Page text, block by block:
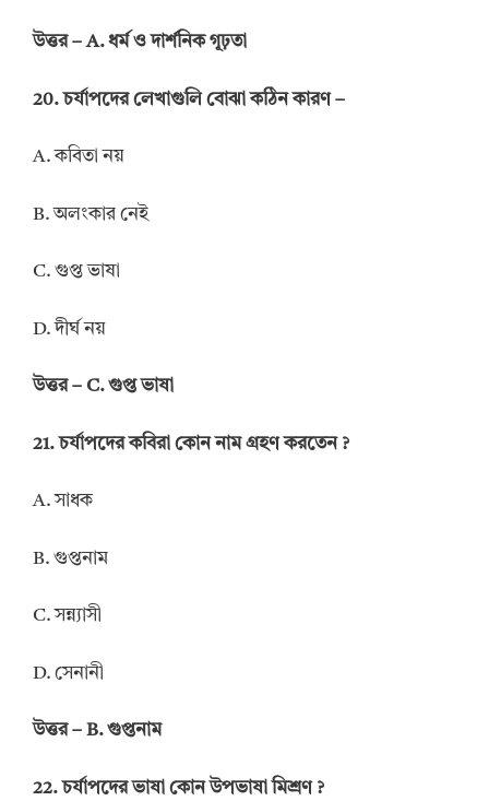
উত্তর – A. ধর্ম ও দার্শনিক গূঢ়তা
20. চর্যাপদের লেখাগুলি বোঝা কঠিন কারণ –
A. কবিতা নয়
B. অলংকার নেই
C. গুপ্ত ভাষা
D. দীর্ঘ নয়
উত্তর – C. গুপ্ত ভাষা
21. চর্যাপদের কবিরা কোন নাম গ্রহণ করতেন ?
A. সাধক
B. গুপ্তনাম
C. সন্ন্যাসী
D. সেনানী
উত্তর – B. গুপ্তনাম
22. চর্যাপদের ভাষা কোন উপভাষা মিশ্রণ ?